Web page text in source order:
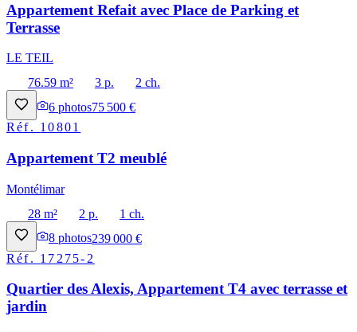
Appartement Refait avec Place de Parking et
Terrasse
LE TEIL
76.59 m²
3 p.
2 ch.
6 photos75 500 €
Réf. 10801
Appartement T2 meublé
Montélimar
28 m²
2 p.
1 ch.
8 photos239 000 €
Réf. 17275-2
Quartier des Alexis, Appartement T4 avec terrasse et
jardin